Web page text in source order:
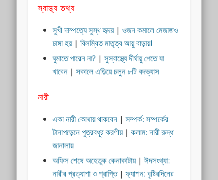
স্বাস্থ্য তথ্য
সুখী দাম্পত্যে সুস্থ হৃদয়|ওজন কমালে মেজাজও
চাঙ্গা হয়|বিলম্বিত মাতৃত্ব আয়ু বাড়ায়!
ঘুমাতে পারেন না? |সুস্বাস্থ্যে দীর্ঘায়ু পেতে যা
খাবেন |সকালে এড়িয়ে চলুন ৮টি বদভ্যাস
নারী
একা নারী কোথায় থাকবেন |সম্পর্ক: সম্পর্কের
টানাপড়েনে পুত্রবধূর করণীয়|কলাম: নারী রুদ্ধ
জানালায়
অফিস শেষে অহেতুক কেনাকাটায়|ঈদসংথ্যা:
নারীর প্রত্যাশা ও প্রাপ্তি|ফ্যাশন: বৃষ্টিরদিনের